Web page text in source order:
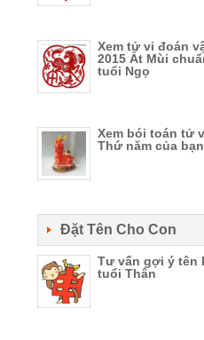
Xem tử vi đoán
2015 Ất Mùi
tuổi Ngọ
Xem bói toán tử
Thứ năm của
Đặt Tên Cho Con
Tư vấn gợi ý tên
tuổi Thân